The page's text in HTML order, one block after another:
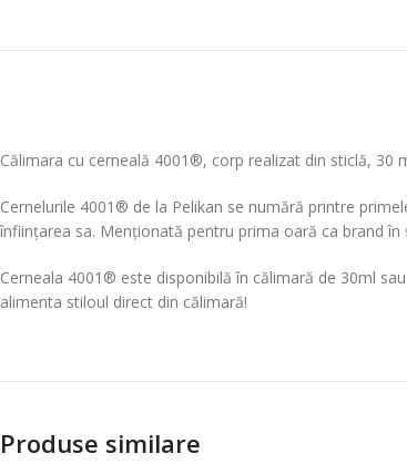
Călimara cu cerneală 4001®, corp realizat din sticlă,
Cernelurile 4001® de la Pelikan se numără printre
înființarea sa. Menționată pentru prima oară ca brand
Cerneala 4001® este disponibilă în călimară de 30ml
alimenta stiloul direct din călimară!
Produse similare